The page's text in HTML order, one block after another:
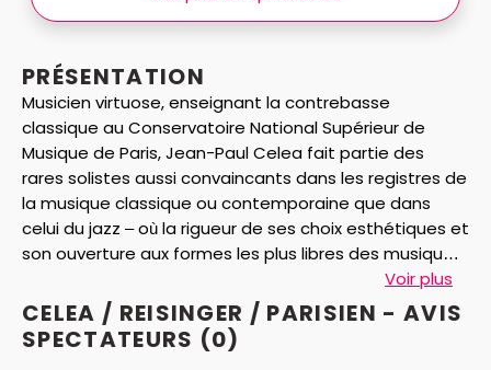
PRÉSENTATION
Musicien virtuose, enseignant la contrebasse
classique au Conservatoire National Supérieur de
Musique de Paris, Jean-Paul Celea fait partie des
rares solistes aussi convaincants dans les registres de
la musique classique ou contemporaine que dans
celui du jazz – où la rigueur de ses choix esthétiques et
son ouverture aux formes les plus libres des musiques
somptueuse. Affirmant sans cesse son goût pour les
passerelles, Celea initie aujourd’hui ce nouveau trio
avec son complice de longue date Wolfgang
Voir plus
CELEA / REISINGER / PARISIEN - AVIS
SPECTATEURS (0)